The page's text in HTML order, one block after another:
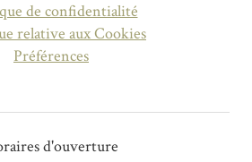
de confidentialité
relative aux Cookies
Préférences
d'ouverture